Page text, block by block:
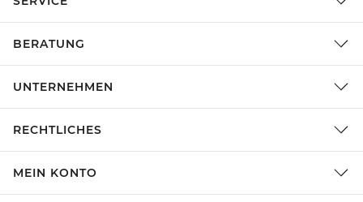
BERATUNG
UNTERNEHMEN
RECHTLICHES
MEIN KONTO